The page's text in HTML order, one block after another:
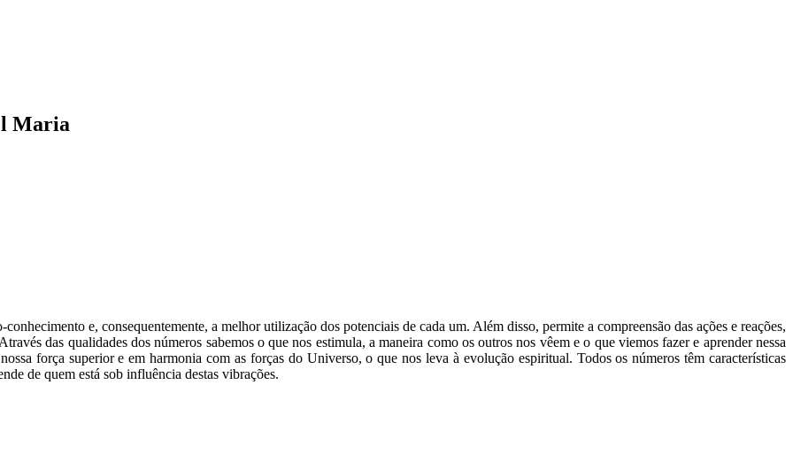
Maria
e, consequentemente, a melhor utilização dos potenciais de cada um. Além disso, permite a compreensão das ações e reações,
das qualidades dos números sabemos o que nos estimula, a maneira como os outros nos vêem e o que viemos fazer e aprender nessa
força superior e em harmonia com as forças do Universo, o que nos leva à evolução espiritual. Todos os números têm características
de quem está sob influência destas vibrações.